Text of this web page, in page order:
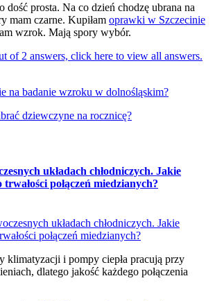
dość prosta. Na co dzień chodzę ubrana na
mam czarne. Kupiłam oprawki w Szczecinie
wzrok. Mają spory wybór.
of 2 answers, click here to view all answers.
na badanie wzroku w dolnośląskim?
dziewczyne na rocznicę?
układach chłodniczych. Jakie
połączeń miedzianych?
klimatyzacji i pompy ciepła pracują przy
dlatego jakość każdego połączenia